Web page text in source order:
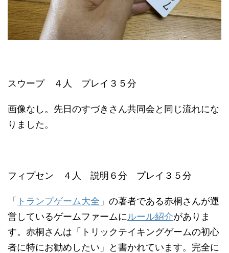
スウープ ４人 プレイ３５分
画像なし。先日のすづきさん共同会と同じ流れにな
りました。
フィプセン ４人 説明６分 プレイ３５分
「 トランプゲーム大全 」の著者である赤桐さんが運
営しているゲームファームにルール紹介がありま
す。赤桐さんは「トリックテイキングゲームの初心
者に特にお勧めしたい」と書かれています。完全に